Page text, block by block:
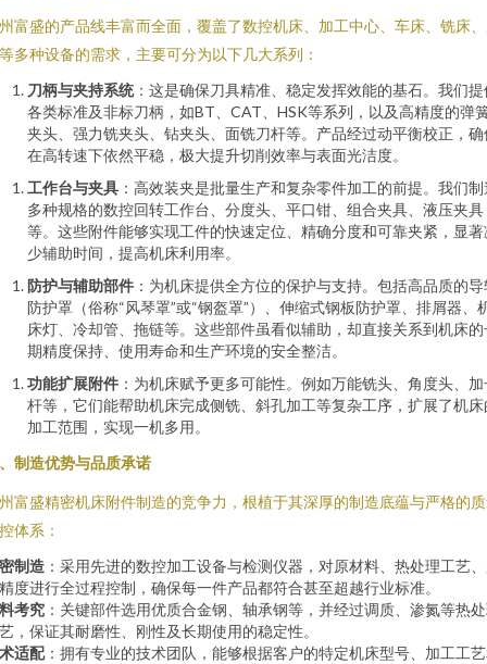
富盛的产品线丰富而全面，覆盖了数控机床、加工中心、车床、铣床
多种设备的需求，主要可分为以下几大系列：
刀柄与夹持系统：这是确保刀具精准、稳定发挥效能的基石。我们提
各类标准及非标刀柄，如BT、CAT、HSK等系列，以及高精度的弹
夹头、强力铣夹头、钻夹头、面铣刀杆等。产品经过动平衡校正，确
在高转速下依然平稳，极大提升切削效率与表面光洁度。
工作台与夹具 ：高效装夹是批量生产和复杂零件加工的前提。我们制
多种规格的数控回转工作台、分度头、平口钳、组合夹具、液压夹具
等。这些附件能够实现工件的快速定位、精确分度和可靠夹紧，显著
少辅助时间，提高机床利用率。
防护与辅助部件 ：为机床提供全方位的保护与支持。包括高品质的导
防护罩（俗称“风琴罩”或“钢盔罩”）、伸缩式钢板防护罩、排屑器、
床灯、冷却管、拖链等。这些部件虽看似辅助，却直接关系到机床的
期精度保持、使用寿命和生产环境的安全整洁。
功能扩展附件 ：为机床赋予更多可能性。例如万能铣头、角度头、加
杆等，它们能帮助机床完成侧铣、斜孔加工等复杂工序，扩展了机床
加工范围，实现一机多用。
制造优势与品质承诺
富盛精密机床附件制造的竞争力，根植于其深厚的制造底蕴与严格的
体系：
制造 ：采用先进的数控加工设备与检测仪器，对原材料、热处理工艺
度进行全过程控制，确保每一件产品都符合甚至超越行业标准。
考究 ：关键部件选用优质合金钢、轴承钢等，并经过调质、渗氮等热
，保证其耐磨性、刚性及长期使用的稳定性。
适配：拥有专业的技术团队，能够根据客户的特定机床型号、加工工